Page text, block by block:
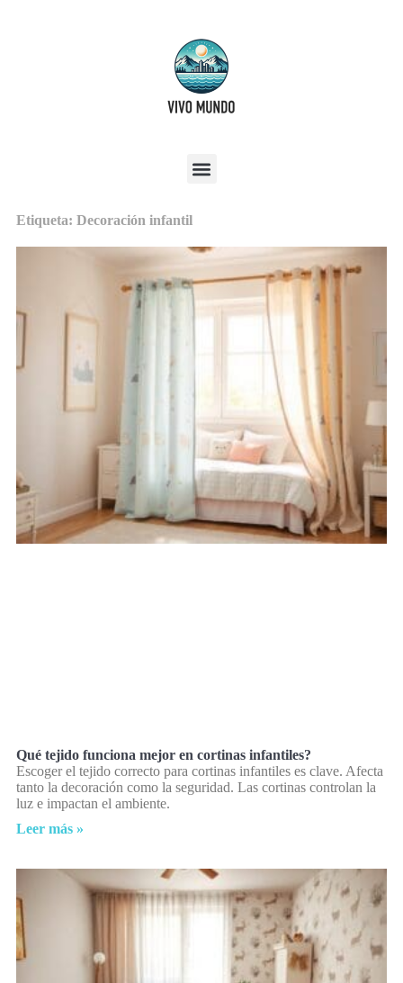
Etiqueta: Decoración infantil
Qué tejido funciona mejor en cortinas infantiles?
Escoger el tejido correcto para cortinas infantiles es clave. Afecta
tanto la decoración como la seguridad. Las cortinas controlan la
luz e impactan el ambiente.
Leer más »